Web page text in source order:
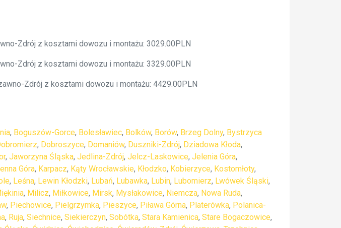
Zdrój z kosztami dowozu i montażu: 3029.00PLN
Zdrój z kosztami dowozu i montażu: 3329.00PLN
Zdrój z kosztami dowozu i montażu: 4429.00PLN
, Boguszów-Gorce, Bolesławiec, Bolków, Borów, Brzeg Dolny, Bystrzyca
, Dobroszyce, Domaniów, Duszniki-Zdrój, Dziadowa Kłoda,
, Jaworzyna Śląska, Jedlina-Zdrój, Jelcz-Laskowice, Jelenia Góra,
Góra, Karpacz, Kąty Wrocławskie, Kłodzko, Kobierzyce, Kostomłoty,
, Leśna, Lewin Kłodzki, Lubań, Lubawka, Lubin, Lubomierz, Lwówek Śląski,
, Milicz, Miłkowice, Mirsk, Mysłakowice, Niemcza, Nowa Ruda,
, Piechowice, Pielgrzymka, Pieszyce, Piława Górna, Platerówka, Polanica-
, Ruja, Siechnice, Siekierczyn, Sobótka, Stara Kamienica, Stare Bogaczowice,